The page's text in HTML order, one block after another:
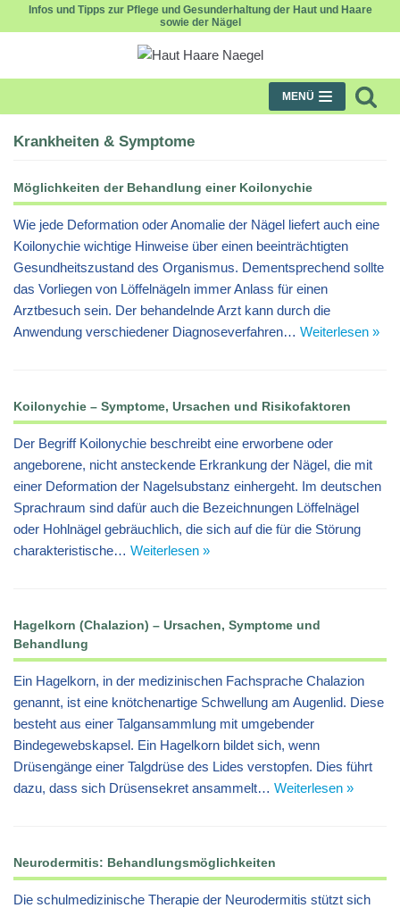
Infos und Tipps zur Pflege und Gesunderhaltung der Haut und Haare
sowie der Nägel
MENÜ
Krankheiten & Symptome
Möglichkeiten der Behandlung einer Koilonychie
Wie jede Deformation oder Anomalie der Nägel liefert auch eine
Koilonychie wichtige Hinweise über einen beeinträchtigten
Gesundheitszustand des Organismus. Dementsprechend sollte
das Vorliegen von Löffelnägeln immer Anlass für einen
Arztbesuch sein. Der behandelnde Arzt kann durch die
Anwendung verschiedener Diagnoseverfahren… Weiterlesen »
Koilonychie – Symptome, Ursachen und Risikofaktoren
Der Begriff Koilonychie beschreibt eine erworbene oder
angeborene, nicht ansteckende Erkrankung der Nägel, die mit
einer Deformation der Nagelsubstanz einhergeht. Im deutschen
Sprachraum sind dafür auch die Bezeichnungen Löffelnägel
oder Hohlnägel gebräuchlich, die sich auf die für die Störung
charakteristische… Weiterlesen »
Hagelkorn (Chalazion) – Ursachen, Symptome und
Behandlung
Ein Hagelkorn, in der medizinischen Fachsprache Chalazion
genannt, ist eine knötchenartige Schwellung am Augenlid. Diese
besteht aus einer Talgansammlung mit umgebender
Bindegewebskapsel. Ein Hagelkorn bildet sich, wenn
Drüsengänge einer Talgdrüse des Lides verstopfen. Dies führt
dazu, dass sich Drüsensekret ansammelt… Weiterlesen »
Neurodermitis: Behandlungsmöglichkeiten
Die schulmedizinische Therapie der Neurodermitis stützt sich